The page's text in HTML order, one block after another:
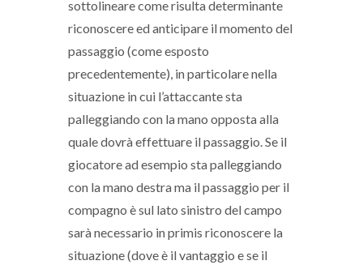
sottolineare come risulta determinante
riconoscere ed anticipare il momento del
passaggio (come esposto
precedentemente), in particolare nella
situazione in cui l’attaccante sta
palleggiando con la mano opposta alla
quale dovrà effettuare il passaggio. Se il
giocatore ad esempio sta palleggiando
con la mano destra ma il passaggio per il
compagno è sul lato sinistro del campo
sarà necessario in primis riconoscere la
situazione (dove è il vantaggio e se il